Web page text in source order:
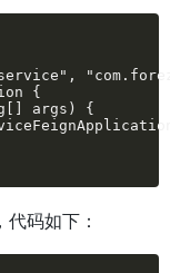
{
args) {
码如下：